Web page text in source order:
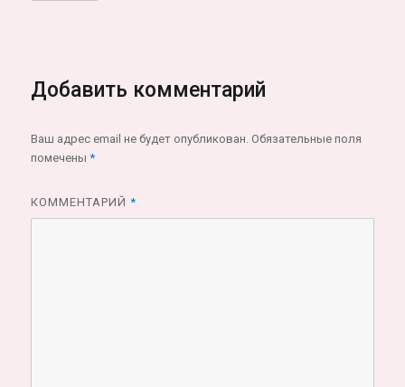
Добавить комментарий
Ваш адрес email не будет опубликован. Обязательные поля
помечены*
КОММЕНТАРИЙ*